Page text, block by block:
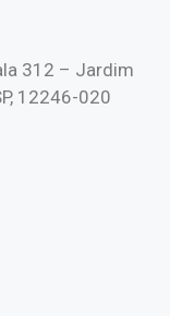
312 – Jardim
12246-020